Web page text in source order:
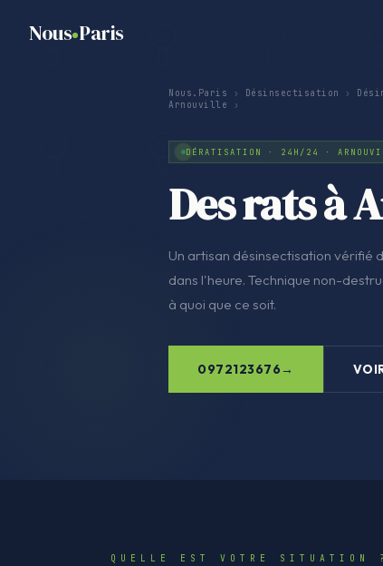
Nous Paris
Nous.Paris › Désinsectisation ›
Arnouville ›
DÉRATISATION · 24H/24 ·
Des rats à
Un artisan désinsectisation vérifié
dans l'heure. Technique non-
à quoi que ce soit.
0972123676
QUELLE EST VOTRE SITUATION ?